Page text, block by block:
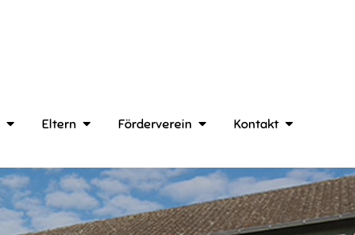
Eltern Förderverein Kontakt